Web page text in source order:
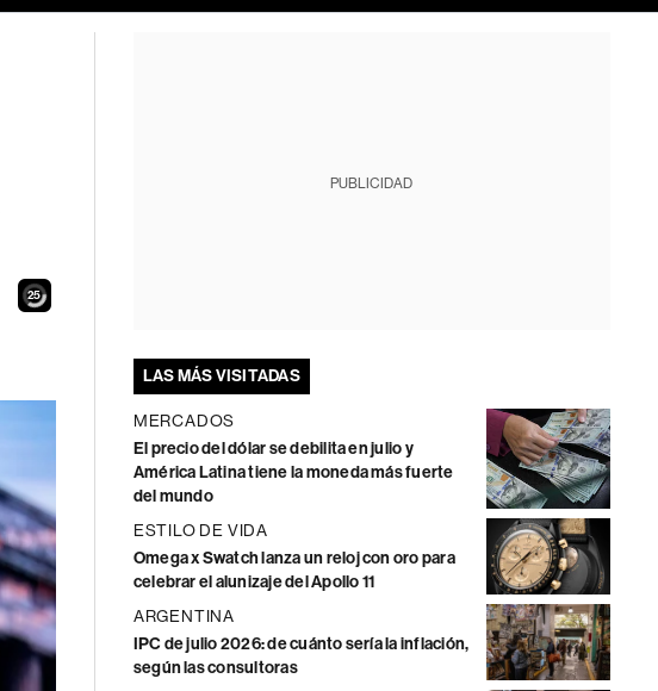
24
PUBLICIDAD
LAS MÁS VISITADAS
MERCADOS
El precio del dólar se debilita en julio y
América Latina tiene la moneda más fuerte
del mundo
ESTILO DE VIDA
Omega x Swatch lanza un reloj con oro para
celebrar el alunizaje del Apollo 11
ARGENTINA
IPC de julio 2026: de cuánto sería la inflación,
según las consultoras